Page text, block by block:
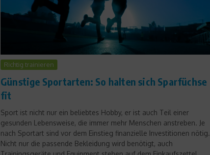
Richtig trainieren
Günstige Sportarten: So halten sich Sparfüchse
fit
Sport ist nicht nur ein beliebtes Hobby, er ist auch Teil einer
gesunden Lebensweise, die immer mehr Menschen anstreben. Je
nach Sportart sind vor dem Einstieg finanzielle Investitionen nötig.
Nicht nur die passende Bekleidung wird benötigt, auch